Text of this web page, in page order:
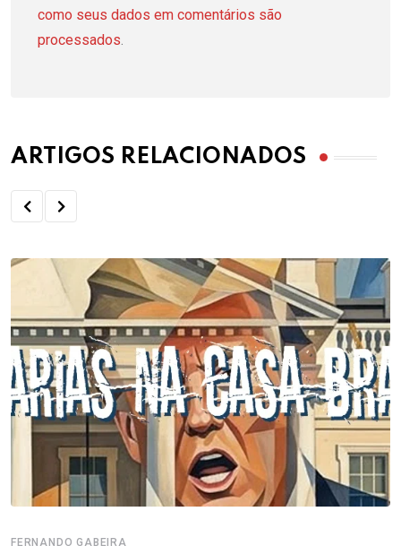
como seus dados em comentários são
processados.
ARTIGOS RELACIONADOS
FERNANDO GABEIRA